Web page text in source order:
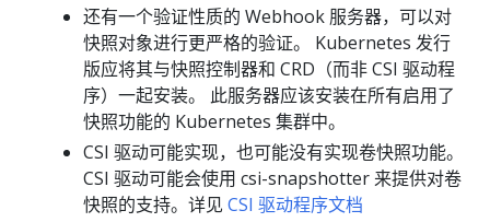
还有一个验证性质的 Webhook 服务器，可以对
快照对象进行更严格的验证。 Kubernetes 发行
版应将其与快照控制器和 CRD（而非 CSI 驱动程
序）一起安装。 此服务器应该安装在所有启用了
快照功能的 Kubernetes 集群中。
CSI 驱动可能实现，也可能没有实现卷快照功能。
CSI 驱动可能会使用 csi-snapshotter 来提供对卷
快照的支持。详见 CSI 驱动程序文档